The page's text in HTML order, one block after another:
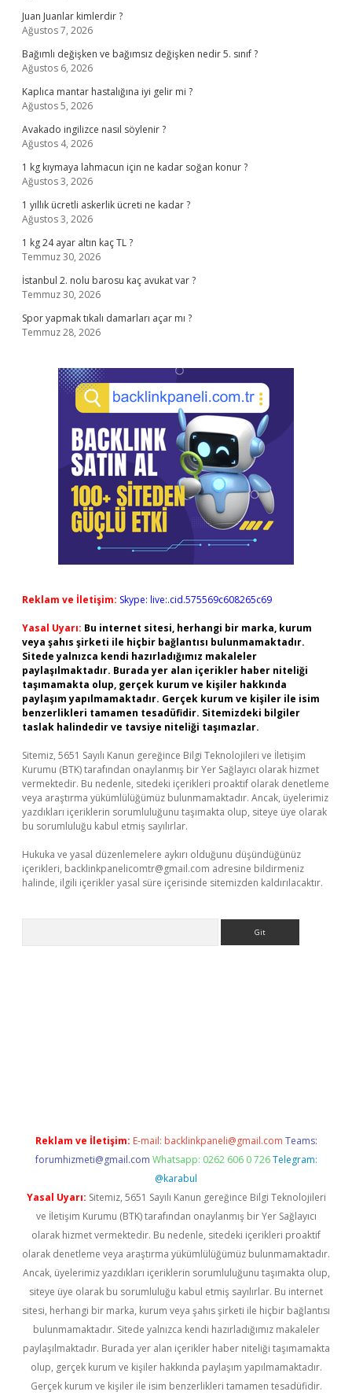
Juan Juanlar kimlerdir ?
Ağustos 7, 2026
Bağımlı değişken ve bağımsız değişken nedir 5. sınıf ?
Ağustos 6, 2026
Kaplıca mantar hastalığına iyi gelir mi ?
Ağustos 5, 2026
Avakado ingilizce nasıl söylenir ?
Ağustos 4, 2026
1 kg kıymaya lahmacun için ne kadar soğan konur ?
Ağustos 3, 2026
1 yıllık ücretli askerlik ücreti ne kadar ?
Ağustos 3, 2026
1 kg 24 ayar altın kaç TL ?
Temmuz 30, 2026
İstanbul 2. nolu barosu kaç avukat var ?
Temmuz 30, 2026
Spor yapmak tıkalı damarları açar mı ?
Temmuz 28, 2026
Reklam ve İletişim: Skype: live:.cid.575569c608265c69
Yasal Uyarı: Bu internet sitesi, herhangi bir marka, kurum
veya şahıs şirketi ile hiçbir bağlantısı bulunmamaktadır.
Sitede yalnızca kendi hazırladığımız makaleler
paylaşılmaktadır. Burada yer alan içerikler haber niteliği
taşımamakta olup, gerçek kurum ve kişiler hakkında
paylaşım yapılmamaktadır. Gerçek kurum ve kişiler ile isim
benzerlikleri tamamen tesadüfidir. Sitemizdeki bilgiler
taslak halindedir ve tavsiye niteliği taşımazlar.
Sitemiz, 5651 Sayılı Kanun gereğince Bilgi Teknolojileri ve İletişim
Kurumu (BTK) tarafından onaylanmış bir Yer Sağlayıcı olarak hizmet
vermektedir. Bu nedenle, sitedeki içerikleri proaktif olarak denetleme
veya araştırma yükümlülüğümüz bulunmamaktadır. Ancak, üyelerimiz
yazdıkları içeriklerin sorumluluğunu taşımakta olup, siteye üye olarak
bu sorumluluğu kabul etmiş sayılırlar.
Hukuka ve yasal düzenlemelere aykırı olduğunu düşündüğünüz
içerikleri, backlinkpanelicomtr@gmail.com adresine bildirmeniz
halinde, ilgili içerikler yasal süre içerisinde sitemizden kaldırılacaktır.
Reklam ve İletişim: E-mail: backlinkpaneli@gmail.com Teams:
forumhizmeti@gmail.com Whatsapp: 0262 606 0 726 Telegram:
@karabul
Yasal Uyarı: Sitemiz, 5651 Sayılı Kanun gereğince Bilgi Teknolojileri
ve İletişim Kurumu (BTK) tarafından onaylanmış bir Yer Sağlayıcı
olarak hizmet vermektedir. Bu nedenle, sitedeki içerikleri proaktif
olarak denetleme veya araştırma yükümlülüğümüz bulunmamaktadır.
Ancak, üyelerimiz yazdıkları içeriklerin sorumluluğunu taşımakta olup,
siteye üye olarak bu sorumluluğu kabul etmiş sayılırlar. Bu internet
sitesi, herhangi bir marka, kurum veya şahıs şirketi ile hiçbir bağlantısı
bulunmamaktadır. Sitede yalnızca kendi hazırladığımız makaleler
paylaşılmaktadır. Burada yer alan içerikler haber niteliği taşımamakta
olup, gerçek kurum ve kişiler hakkında paylaşım yapılmamaktadır.
Gerçek kurum ve kişiler ile isim benzerlikleri tamamen tesadüfidir.